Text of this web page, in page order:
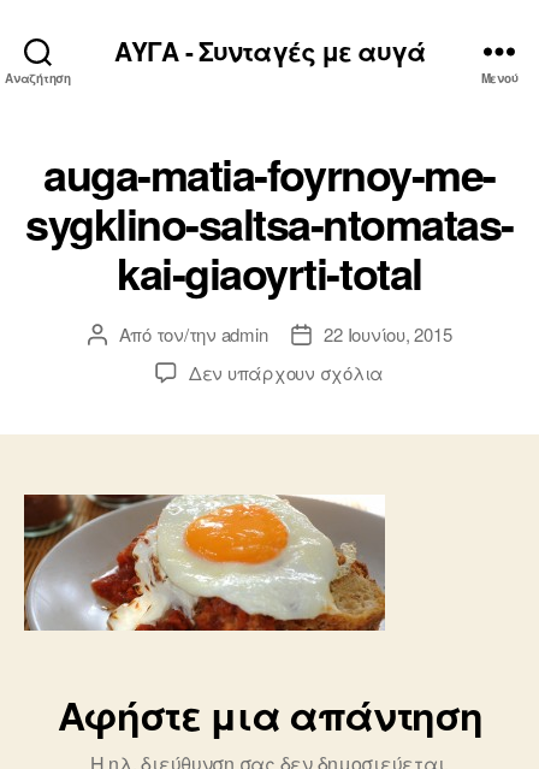
Αναζήτηση
ΑΥΓΑ - Συνταγές με αυγά
Μενού
auga-matia-foyrnoy-me-
sygklino-saltsa-ntomatas-
kai-giaoyrti-total
Συντάκτης
άρθρου
Από τον/την admin
Ημ.
δημοσίευσης
22 Ιουνίου, 2015
Δεν υπάρχουν σχόλια
kai-
giaoyrti-
total
Αφήστε μια απάντηση